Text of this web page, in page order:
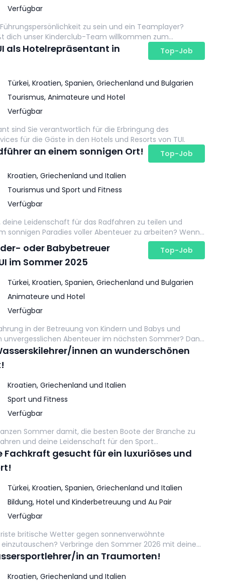
Verfügbar
zu sein und ein Teamplayer?
dich unser Kinderclub-Team willkommen zum
als Hotelrepräsentant in
Top-Job
Türkei, Kroatien, Spanien, Griechenland und Bulgarien
Tourismus, Animateure und Hotel
Verfügbar
sind Sie verantwortlich für die Erbringung des
für die Gäste in den Hotels und Resorts von TUI.
an einem sonnigen Ort! Top-Job
Kroatien, Griechenland und Italien
Tourismus und Sport und Fitness
Verfügbar
Leidenschaft für das Radfahren zu teilen und
sonnigen Paradies voller Abenteuer zu arbeiten? Wenn
bist, dich täglich neuen Herausforderungen zu
Chance!oder Babybetreuer
im Sommer 2025
Top-Job
Türkei, Kroatien, Spanien, Griechenland und Bulgarien
Animateure und Hotel
Verfügbar
in der Betreuung von Kindern und Babys und
Abenteuer im nächsten Sommer? Dann
Chance und sammle wertvolle
lerne neue Leute kennen und erlebe den Sommer
innen an wunderschönen
Kroatien, Griechenland und Italien
Sport und Fitness
Verfügbar
Sommer damit, die besten Boote der Branche zu
und deine Leidenschaft für den Sport
sicheren, spaßigen und ansprechenden
Unterricht. Wir erwarten von unserem Team, dass es
um unseren Gästen ein unvergessliches
Fachkraft gesucht für ein luxuriöses und
Türkei, Kroatien, Spanien, Griechenland und Italien
Bildung, Hotel und Kinderbetreuung und Au Pair
Verfügbar
britische Wetter gegen sonnenverwöhnte
Verbringe den Sommer 2026 mit deinen
Neilson Beach Clubs in ganz Europa. Das ist
- es geht darum, magische
zu schaffen, während du dein bestes Leben unter der
in an Traumorten!
Kroatien, Griechenland und Italien